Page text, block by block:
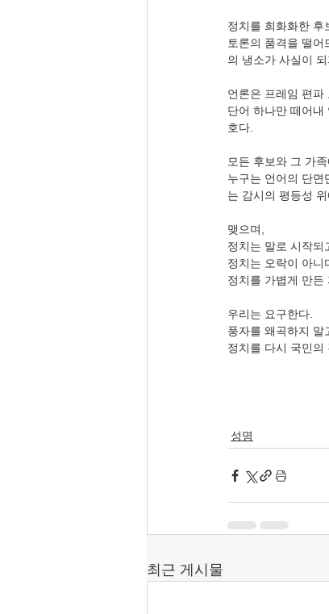
정치를 희화화한 후
토론의 품격을 떨어
의 냉소가 사실이
언론은 프레임 편파
단어 하나만 떼어내
호다.
모든 후보와 그 가
누구는 언어의 단면
는 감시의 평등성
맺으며,
정치는 말로 시작되
정치는 오락이 아니
정치를 가볍게 만든
우리는 요구한다.
풍자를 왜곡하지 말
정치를 다시 국민의
성명
최근 게시물